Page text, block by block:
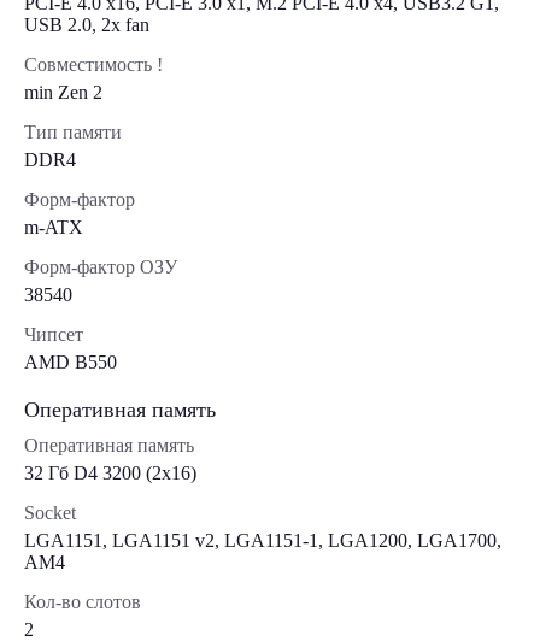
USB 2.0, 2х fan
Совместимость !
min Zen 2
Тип памяти
DDR4
Форм-фактор
m-ATX
Форм-фактор ОЗУ
38540
Чипсет
AMD B550
Оперативная память
Оперативная память
32 Гб D4 3200 (2x16)
Socket
LGA1151, LGA1151 v2, LGA1151-1, LGA1200, LGA1700,
AM4
Кол-во слотов
2